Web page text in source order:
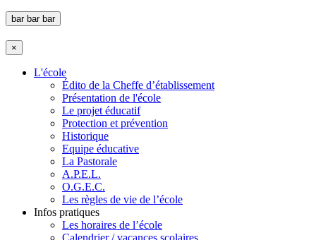
bar bar bar
×
L'école
Édito de la Cheffe d’établissement
Présentation de l'école
Le projet éducatif
Protection et prévention
Historique
Equipe éducative
La Pastorale
A.P.E.L.
O.G.E.C.
Les règles de vie de l’école
Infos pratiques
Les horaires de l’école
Calendrier / vacances scolaires